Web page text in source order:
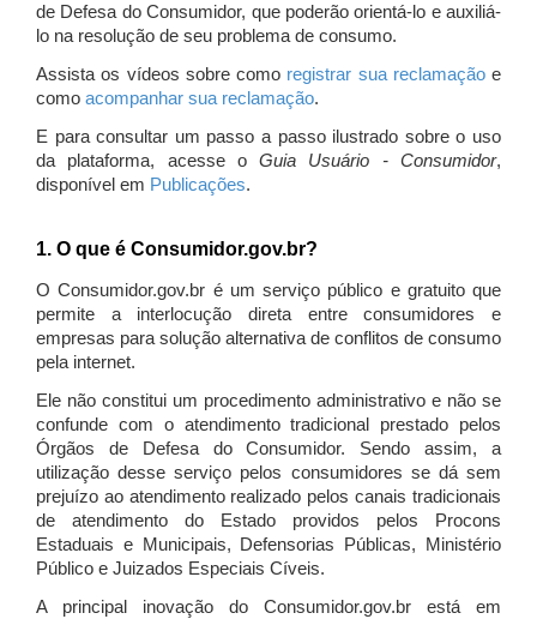
de Defesa do Consumidor, que poderão orientá-lo e auxiliá-
lo na resolução de seu problema de consumo.
Assista os vídeos sobre como registrar sua reclamaçãoe
como acompanhar sua reclamação.
E para consultar um passo a passo ilustrado sobre o uso
da plataforma, acesse oGuia Usuário - Consumidor,
disponível em Publicações.
1. O que é Consumidor.gov.br?
O Consumidor.gov.br é um serviço público e gratuito que
permite a interlocução direta entre consumidores e
empresas para solução alternativa de conflitos de consumo
pela internet.
Ele não constitui um procedimento administrativo e não se
confunde com o atendimento tradicional prestado pelos
Órgãos de Defesa do Consumidor. Sendo assim, a
utilização desse serviço pelos consumidores se dá sem
prejuízo ao atendimento realizado pelos canais tradicionais
de atendimento do Estado providos pelos Procons
Estaduais e Municipais, Defensorias Públicas, Ministério
Público e Juizados Especiais Cíveis.
A principal inovação do Consumidor.gov.br está em